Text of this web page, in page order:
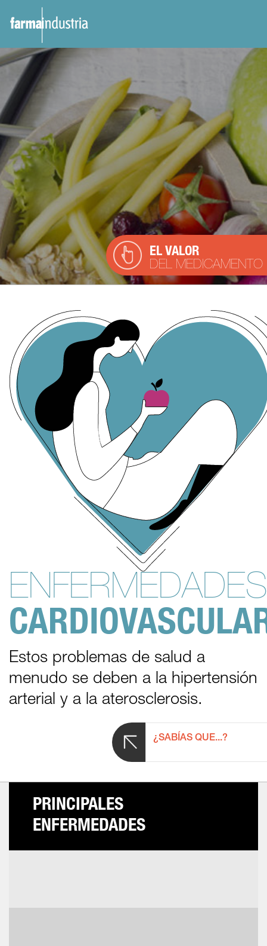
EL VALOR
DEL MEDICAMENTO
EN LA ENFERMEDAD
CARDIOVASCULAR
La Enfermedad Cardiovascular (ECV)
engloba a las distintas dolencias y
problemas relacionados con el
corazón y los vasos sanguíneos.
Cabría hablar por tanto de las
enfermedades cardiovasculares, en
plural.
EL VALOR
DEL MEDICAMENTO
ENFERMEDADES
Estos problemas de salud a
menudo se deben a la hipertensión
arterial y a la aterosclerosis.
¿SABÍAS QUE...?
PRINCIPALES
ENFERMEDADES